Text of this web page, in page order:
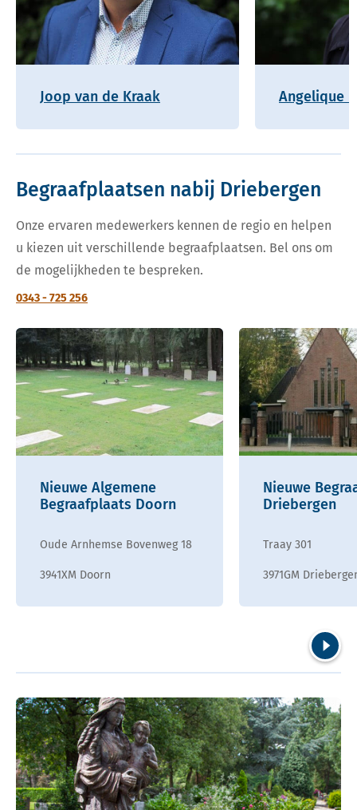
Joop van de Kraak Angelique
Begraafplaatsen nabij Driebergen
Onze ervaren medewerkers kennen de regio en helpen
u kiezen uit verschillende begraafplaatsen. Bel ons om
de mogelijkheden te bespreken.
0343 - 725 256
Nieuwe Algemene
Begraafplaats Doorn
Oude Arnhemse Bovenweg 18
3941XM Doorn
Nieuwe
Driebergen
Traay 301
3971GM